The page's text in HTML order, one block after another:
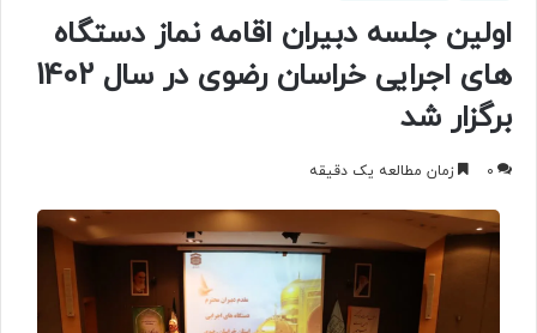
اولین جلسه دبیران اقامه نماز دستگاه
های اجرایی خراسان رضوی در سال 1402
برگزار شد
0 زمان مطالعه یک دقیقه